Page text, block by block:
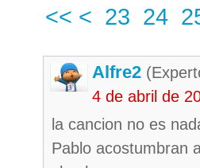
<< < 23 24
Alfre2
4 de abril de
la cancion no es
Pablo acostumbran